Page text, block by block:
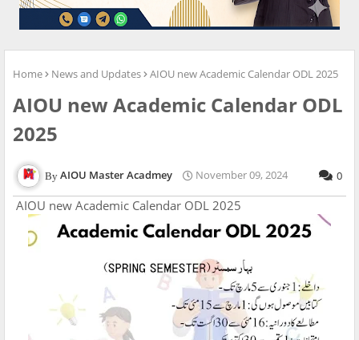
Home News and Updates AIOU new Academic Calendar ODL 2025
AIOU new Academic Calendar ODL
2025
AIOU Master Acadmey November 09, 2024 0
AIOU new Academic Calendar ODL 2025